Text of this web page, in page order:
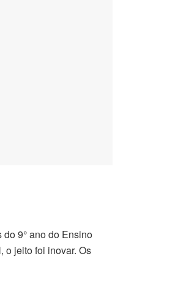
9° ano do Ensino
o jeito foi inovar. Os